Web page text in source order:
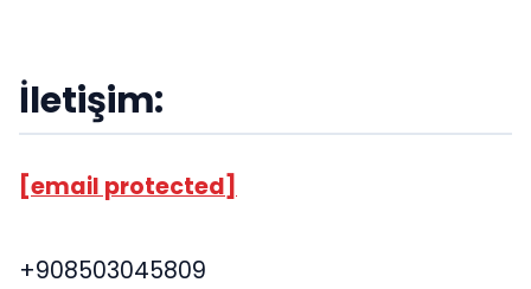
İletişim:
[email protected]
+908503045809